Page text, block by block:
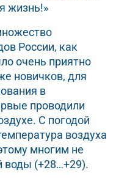
жизнь!»
России, как
очень приятно
новичков, для
в
проводили
С погодой
воздуха
многим не
воды (+28…+29).